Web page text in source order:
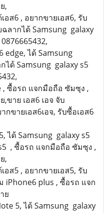
,
ส6 , อยากขายเอส6, รับ
ฉลากได้ Samsung galaxy
edge, ได้ Samsung
ได้ Samsung galaxy s5
, ซื้อรถ แจกมือถือ ซัมซุง ,
าย เอส6 เอจ จับ
กขายเอส6เอจ, รับซื้อเอส6
ได้ Samsung galaxy s5
, ซื้อรถ แจกมือถือ ซัมซุง ,
,
ส5 , อยากขายเอส5, รับ
iPhone6 plus , ซื้อรถ แจก
ย
5, ได้ Samsung galaxy